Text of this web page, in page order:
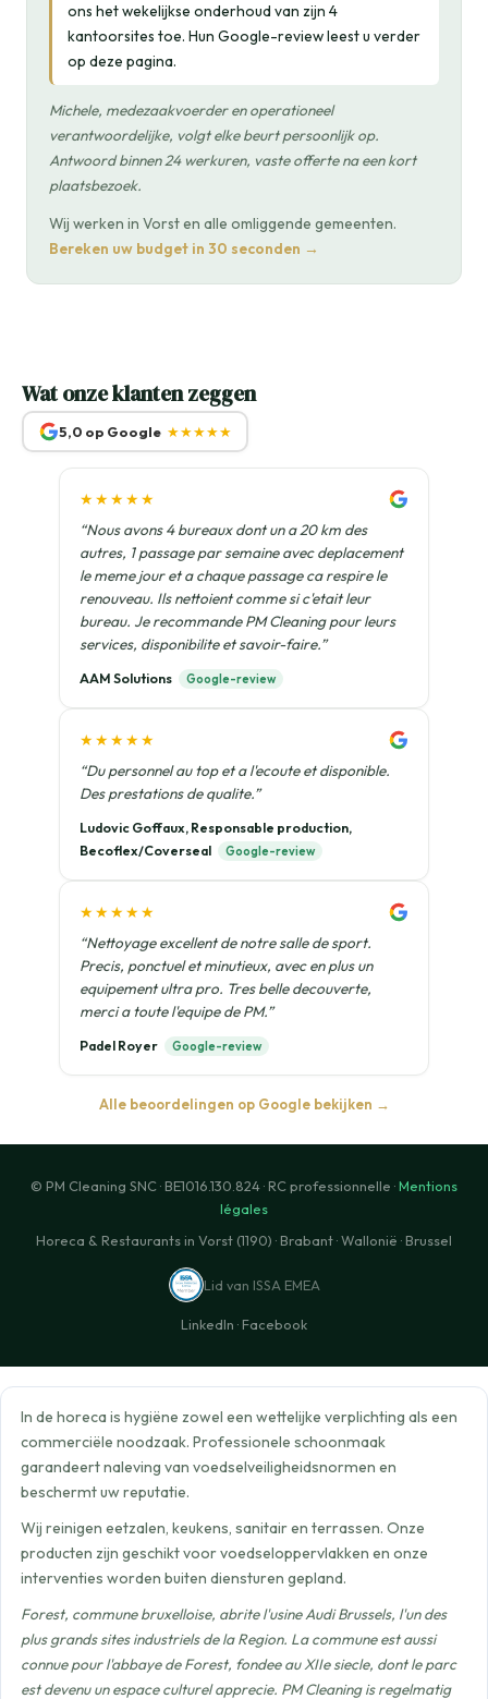
ons het wekelijkse onderhoud van zijn 4
kantoorsites toe. Hun Google-review leest u verder
op deze pagina.
Michele, medezaakvoerder en operationeel
verantwoordelijke, volgt elke beurt persoonlijk op.
Antwoord binnen 24 werkuren, vaste offerte na een kort
plaatsbezoek.
Wij werken in Vorst en alle omliggende gemeenten.
Bereken uw budget in 30 seconden →
Wat onze klanten zeggen
5,0 op Google ★★★★★
★★★★★
“Nous avons 4 bureaux dont un a 20 km des
autres, 1 passage par semaine avec deplacement
le meme jour et a chaque passage ca respire le
renouveau. Ils nettoient comme si c'etait leur
bureau. Je recommande PM Cleaning pour leurs
services, disponibilite et savoir-faire.”
AAM Solutions Google-review
★★★★★
“Du personnel au top et a l'ecoute et disponible.
Des prestations de qualite.”
Ludovic Goffaux, Responsable production,
Becoflex/Coverseal
Google-review
★★★★★
“Nettoyage excellent de notre salle de sport.
Precis, ponctuel et minutieux, avec en plus un
equipement ultra pro. Tres belle decouverte,
merci a toute l'equipe de PM.”
Padel Royer Google-review
Alle beoordelingen op Google bekijken →
© PM Cleaning SNC · BE1016.130.824 · RC professionnelle ·Mentions
légales
Horeca & Restaurants in Vorst (1190) · Brabant · Wallonië · Brussel
Lid van ISSA EMEA
LinkedIn · Facebook
In de horeca is hygiëne zowel een wettelijke verplichting als een
commerciële noodzaak. Professionele schoonmaak
garandeert naleving van voedselveiligheidsnormen en
beschermt uw reputatie.
Wij reinigen eetzalen, keukens, sanitair en terrassen. Onze
producten zijn geschikt voor voedseloppervlakken en onze
interventies worden buiten diensturen gepland.
Forest, commune bruxelloise, abrite l'usine Audi Brussels, l'un des
plus grands sites industriels de la Region. La commune est aussi
connue pour l'abbaye de Forest, fondee au XIIe siecle, dont le parc
est devenu un espace culturel apprecie. PM Cleaning is regelmatig